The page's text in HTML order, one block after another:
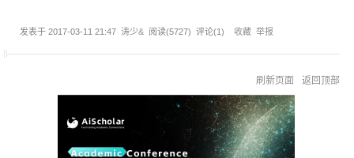
发表于 2017-03-11 21:47 涛少& 阅读(5727) 评论(1) 收藏 举报
刷新页面 返回顶部